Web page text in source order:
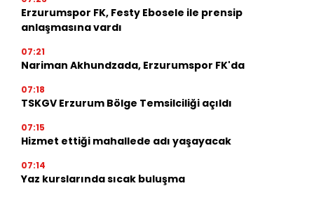
Erzurumspor FK, Festy Ebosele ile prensip
anlaşmasına vardı
07:21
Nariman Akhundzada, Erzurumspor FK'da
07:18
TSKGV Erzurum Bölge Temsilciliği açıldı
07:15
Hizmet ettiği mahallede adı yaşayacak
07:14
Yaz kurslarında sıcak buluşma